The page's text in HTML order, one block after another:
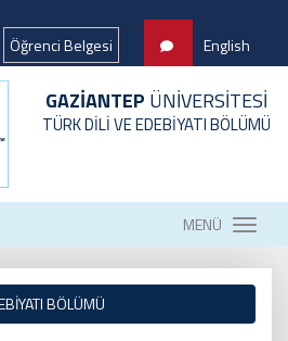
Öğrenci Belgesi
English
GAZİANTEP ÜNİVERSİTESİ
TÜRK DİLİ VE EDEBİYATI BÖLÜMÜ
MENÜ
BÖLÜMÜ